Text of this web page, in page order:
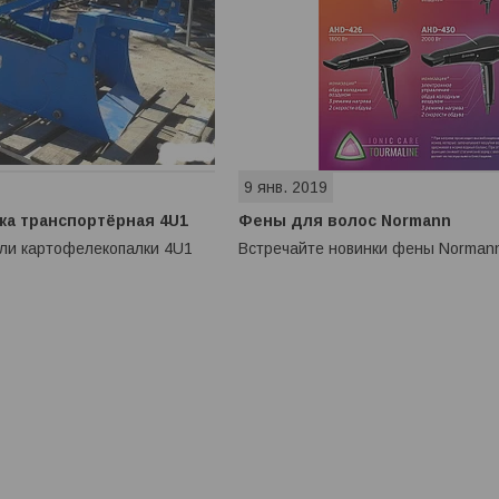
транспортёрная 4U1
картофелекопалки 4U1
9 янв. 2019
Фены для волос Normann
Встречайте новинки фены